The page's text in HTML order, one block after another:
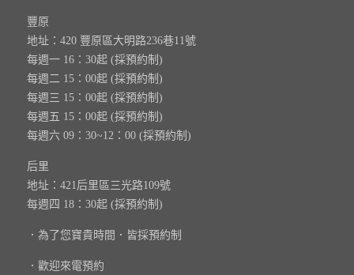
豐原
地址：420 豐原區大明路236巷11號
每週一 16：30起 (採預約制)
每週二 15：00起 (採預約制)
每週三 15：00起 (採預約制)
每週五 15：00起 (採預約制)
每週六 09：30~12：00 (採預約制)
后里
地址：421后里區三光路109號
每週四 18：30起 (採預約制)
．為了您寶貴時間．皆採預約制
．歡迎來電預約